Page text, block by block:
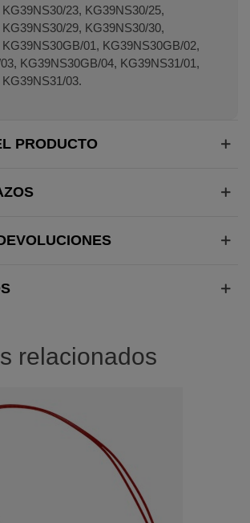
23, KG39NS30/25,
29, KG39NS30/30,
01, KG39NS30GB/02,
KG39NS30GB/04, KG39NS31/01,
03.
PRODUCTO
relacionados